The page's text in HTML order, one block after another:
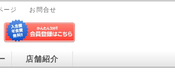
ージ お問合せ
店舗紹介